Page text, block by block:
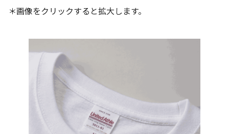
＊画像をクリックすると拡大します。